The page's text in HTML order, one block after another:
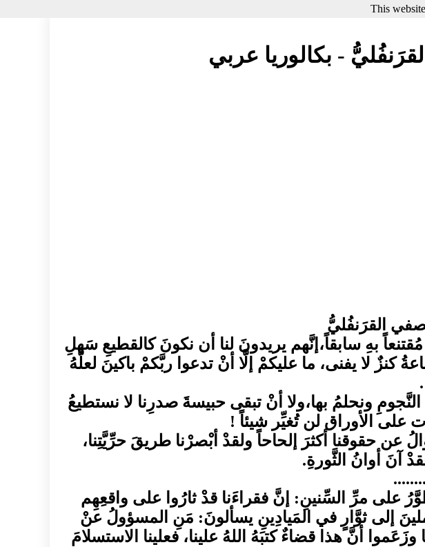
- بكالوريا عربي
القرَنفُليُّ
بهِ سابقاً،إنَّهم يريدونَ لنا أن نكونَ كالقطيعِ سَهلِ
كنزٌ لا يفنى، ما عليكمْ إلَّا أنْ تدعوا ربَّكمْ باكينَ لعلَّهُ
ونحلمُ بها،ولا أنْ تبقى حبيسةَ صدرِنا لا نستطيعُ
الأوراق لن تُغيِّر شيئاً !
حقوقنا أكثرَ إلحاحاً ولقدْ أبْصرْنا طريقَ حرِّيَّتِنا،
آنَ أوانُ الثَّورةِ.
على مرِّ السِّنينِ: إنَّ فقراءَنا قدْ ثارُوا على واقعِهِم
إلى ثوَّارٍ في المَيادِينِ يسألونَ: مَنِ المسؤولُ عنْ
أنَّ هذا قضاءٌ كتبَهُ اللهُ علينا، فعلينا الاستسلامَ
This